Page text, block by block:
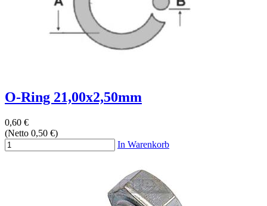
O-Ring 21,00x2,50mm
0,60 €
(Netto 0,50 €)
In Warenkorb